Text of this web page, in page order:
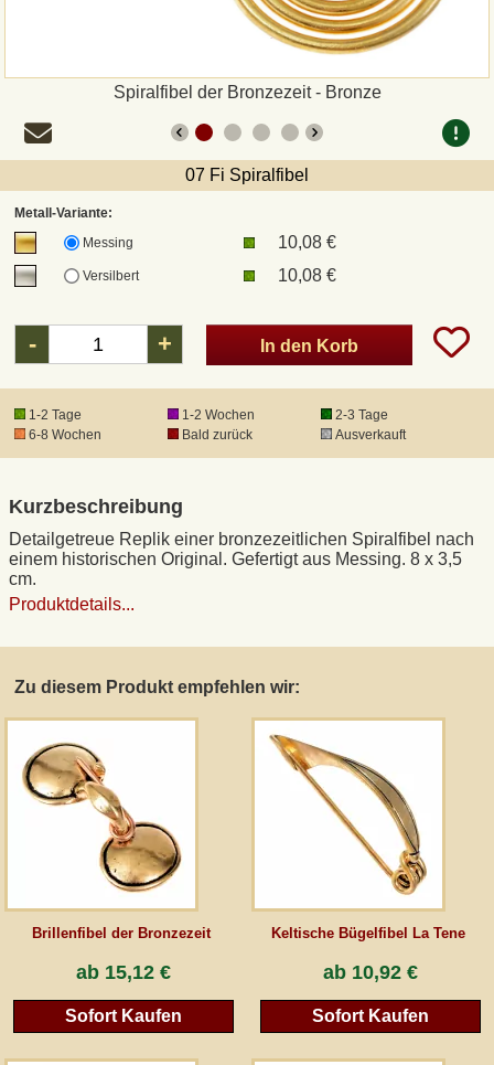
Spiralfibel der Bronzezeit - Bronze
07 Fi Spiralfibel
Metall-Variante:
Messing
10,08 €
Versilbert 10,08 €
- + In den Korb
1-2 Tage 1-2 Wochen
2-3 Tage
6-8 Wochen
Bald zurück Ausverkauft
Kurzbeschreibung
Detailgetreue Replik einer bronzezeitlichen Spiralfibel nach
einem historischen Original. Gefertigt aus Messing. 8 x 3,5
cm.
Produktdetails...
Zu diesem Produkt empfehlen wir:
Brillenfibel der Bronzezeit
ab 15,12 €
Sofort Kaufen
Keltische Bügelfibel La Tene
ab 10,92 €
Sofort Kaufen
Versandarten und Retouren
UPS
DHL Paket
DPD
DHL Kleinpaket
DHL Express
Produkthaftung
Datenschutz
Anfertigung von Museumsrepliken
Mittelalter-Großhandel
AGB
Newsletter
Vertrag wiederrufen